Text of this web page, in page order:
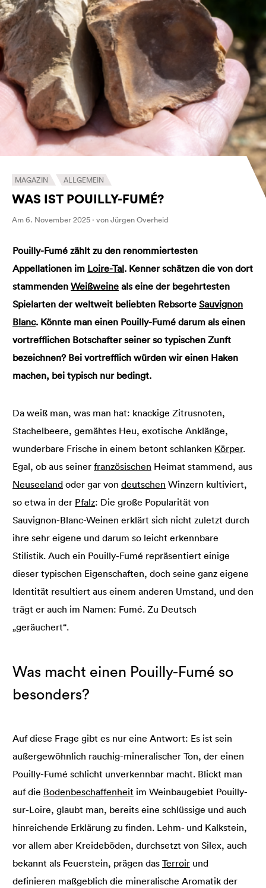
MAGAZIN ALLGEMEIN
WAS IST POUILLY-FUMÉ?
Am 6. November 2025 · von Jürgen Overheid
Pouilly-Fumé zählt zu den renommiertesten
Appellationen im Loire-Tal. Kenner schätzen die von dort
stammenden Weißweine als eine der begehrtesten
Spielarten der weltweit beliebten Rebsorte Sauvignon
Blanc. Könnte man einen Pouilly-Fumé darum als einen
vortrefflichen Botschafter seiner so typischen Zunft
bezeichnen? Bei vortrefflich würden wir einen Haken
machen, bei typisch nur bedingt.
Da weiß man, was man hat: knackige Zitrusnoten,
Stachelbeere, gemähtes Heu, exotische Anklänge,
wunderbare Frische in einem betont schlanken Körper.
Egal, ob aus seiner französischen Heimat stammend, aus
Neuseeland oder gar von deutschen Winzern kultiviert,
so etwa in der Pfalz: Die große Popularität von
Sauvignon-Blanc-Weinen erklärt sich nicht zuletzt durch
ihre sehr eigene und darum so leicht erkennbare
Stilistik. Auch ein Pouilly-Fumé repräsentiert einige
dieser typischen Eigenschaften, doch seine ganz eigene
Identität resultiert aus einem anderen Umstand, und den
trägt er auch im Namen: Fumé. Zu Deutsch
„geräuchert“.
Was macht einen Pouilly-Fumé so
besonders?
Auf diese Frage gibt es nur eine Antwort: Es ist sein
außergewöhnlich rauchig-mineralischer Ton, der einen
Pouilly-Fumé schlicht unverkennbar macht. Blickt man
auf die Bodenbeschaffenheit im Weinbaugebiet Pouilly-
sur-Loire, glaubt man, bereits eine schlüssige und auch
hinreichende Erklärung zu finden. Lehm- und Kalkstein,
vor allem aber Kreideböden, durchsetzt von Silex, auch
bekannt als Feuerstein, prägen das Terroir und
definieren maßgeblich die mineralische Aromatik der